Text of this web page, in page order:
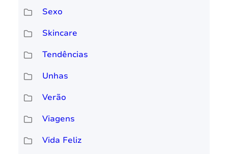
Sexo
Skincare
Tendências
Unhas
Verão
Viagens
Vida Feliz